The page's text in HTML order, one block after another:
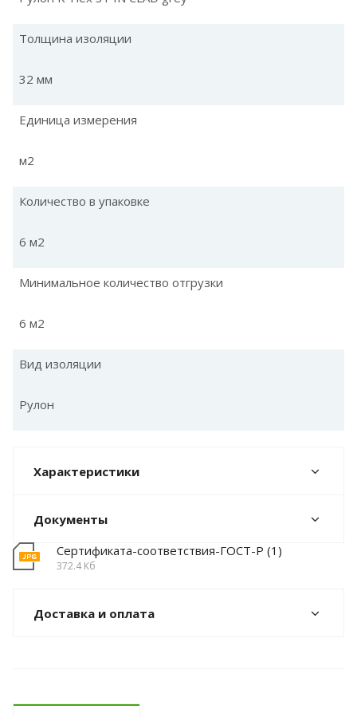
Толщина изоляции
32 мм
Единица измерения
м2
Количество в упаковке
6 м2
Минимальное количество отгрузки
6 м2
Вид изоляции
Рулон
Характеристики
Документы
Сертификата-соответствия-ГОСТ-Р (1)
372.4 Кб
Доставка и оплата